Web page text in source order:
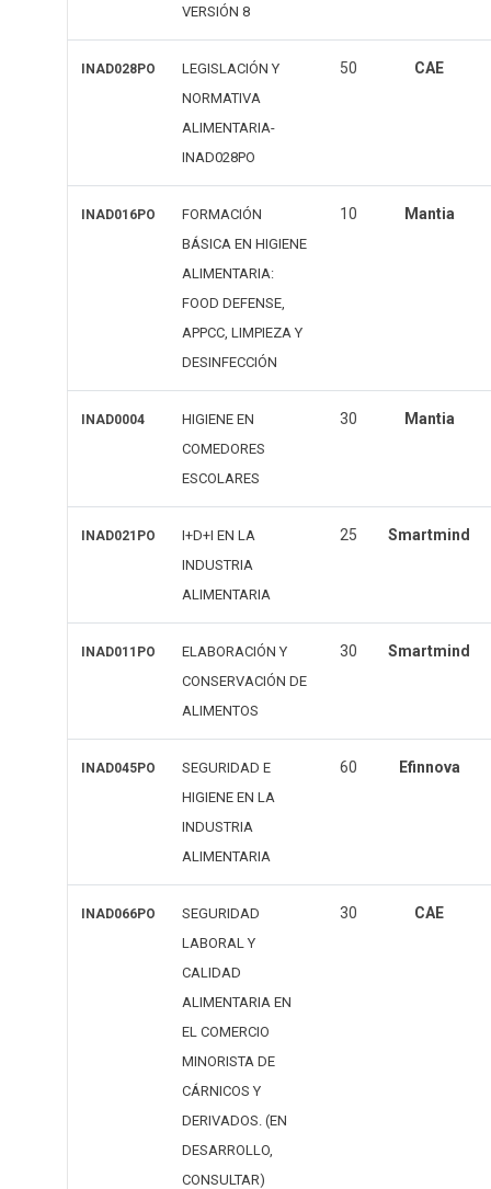
VERSIÓN 8
INAD028PO
LEGISLACIÓN Y
NORMATIVA
ALIMENTARIA-
INAD028PO
50 CAE
INAD016PO
FORMACIÓN
BÁSICA EN HIGIENE
ALIMENTARIA:
FOOD DEFENSE,
APPCC, LIMPIEZA Y
DESINFECCIÓN
10 Mantia
INAD0004
HIGIENE EN
COMEDORES
ESCOLARES
30 Mantia
INAD021PO
I+D+I EN LA
INDUSTRIA
ALIMENTARIA
25 Smartmind
INAD011PO
ELABORACIÓN Y
CONSERVACIÓN DE
ALIMENTOS
30 Smartmind
INAD045PO
SEGURIDAD E
HIGIENE EN LA
INDUSTRIA
ALIMENTARIA
60 Efinnova
INAD066PO
SEGURIDAD
LABORAL Y
CALIDAD
ALIMENTARIA EN
EL COMERCIO
MINORISTA DE
CÁRNICOS Y
DERIVADOS. (EN
DESARROLLO,
CONSULTAR)
30 CAE